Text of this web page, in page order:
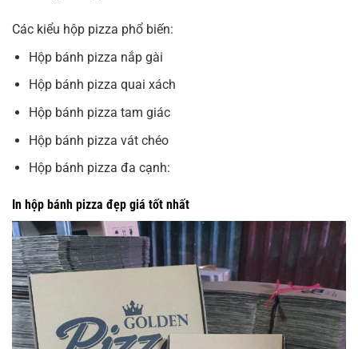
Các kiểu hộp pizza phổ biến:
Hộp bánh pizza nắp gài
Hộp bánh pizza quai xách
Hộp bánh pizza tam giác
Hộp bánh pizza vát chéo
Hộp bánh pizza đa cạnh:
In hộp bánh pizza đẹp giá tốt nhất